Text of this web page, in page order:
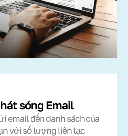
sóng Email
email đến danh sách của
với số lượng liên lạc